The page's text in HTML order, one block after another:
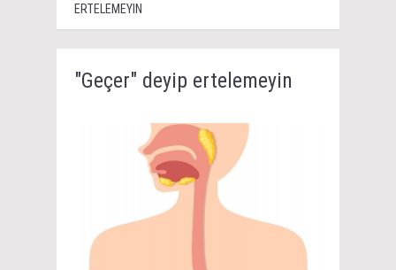
ERTELEMEYIN
"Geçer" deyip ertelemeyin